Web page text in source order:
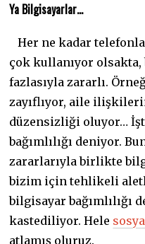
Ya Bilgisayarlar…
Her ne kadar
çok kullanıyor
fazlasıyla zararlı.
zayıflıyor, aile
düzensizliği oluyor…
bağımlılığı deniyor.
zararlarıyla birlikte
bizim için tehlikeli
bilgisayar bağımlılığı
kastediliyor. Hele
atlamış oluruz.